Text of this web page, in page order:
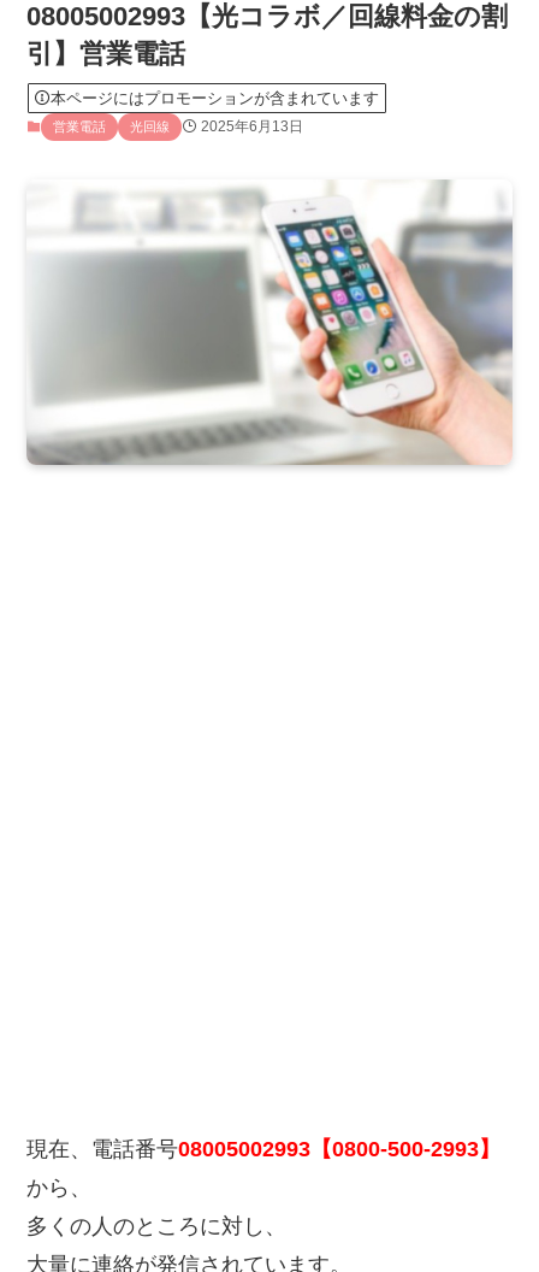
08005002993【光コラボ／回線料金の割
引】営業電話
本ページにはプロモーションが含まれています
営業電話 光回線 2025年6月13日
現在、電話番号08005002993【0800-500-2993】
から、
多くの人のところに対し、
大量に連絡が発信されています。